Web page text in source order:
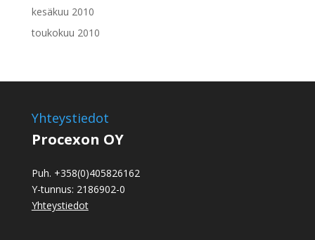
kesäkuu 2010
toukokuu 2010
Yhteystiedot
Procexon OY
Puh. +358(0)405826162
Y-tunnus: 2186902-0
Yhteystiedot